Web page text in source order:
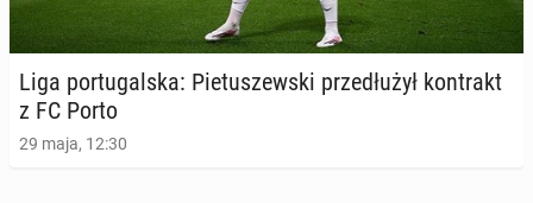
Liga por­tu­gal­ska: Pie­tu­szew­ski prze­dłu­żył kon­trakt
z FC Porto
29 maja, 12:30